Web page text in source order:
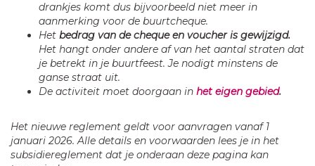
drankjes komt dus bijvoorbeeld niet meer in
aanmerking voor de buurtcheque.
Het bedrag van de cheque en voucher is gewijzigd.
Het hangt onder andere af van het aantal straten dat
je betrekt in je buurtfeest. Je nodigt minstens de
ganse straat uit.
De activiteit moet doorgaan in het eigen gebied.
Het nieuwe reglement geldt voor aanvragen vanaf 1
januari 2026.Alle details en voorwaarden lees je in het
subsidiereglement dat je onderaan deze pagina kan